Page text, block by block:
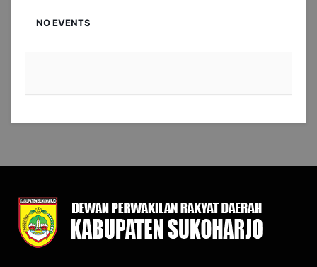
NO EVENTS